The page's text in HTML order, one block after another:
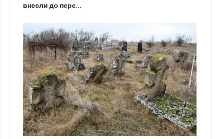
внесли до пере...